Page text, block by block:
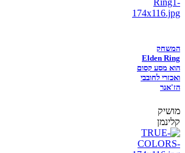
המשחק
Elden Ring
הוא מסע קסום
ואכזרי לחובבי
הז'אנר
מושיק
קלינמן